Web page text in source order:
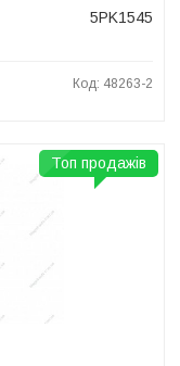
5PK1545
Код: 48263-2
Топ продажів